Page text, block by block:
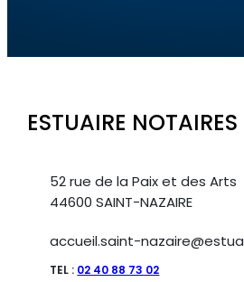
ESTUAIRE NOTAIRES
52 rue de la Paix et des Arts
44600 SAINT-NAZAIRE
accueil.saint-
TEL : 02 40 88 73 02